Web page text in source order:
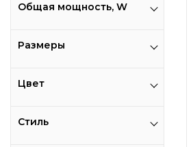
Общая мощность, W
Размеры
Цвет
Стиль